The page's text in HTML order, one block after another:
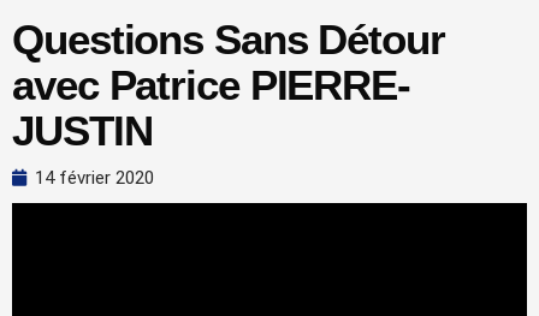
Questions Sans Détour
avec Patrice PIERRE-
JUSTIN
14 février 2020